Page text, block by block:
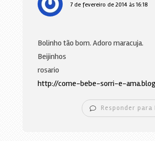
7 de fevereiro de 2014 às 16:18
Bolinho tão bom. Adoro maracuja.
Beijinhos
rosario
http://come-bebe-sorri-e-
Responder para